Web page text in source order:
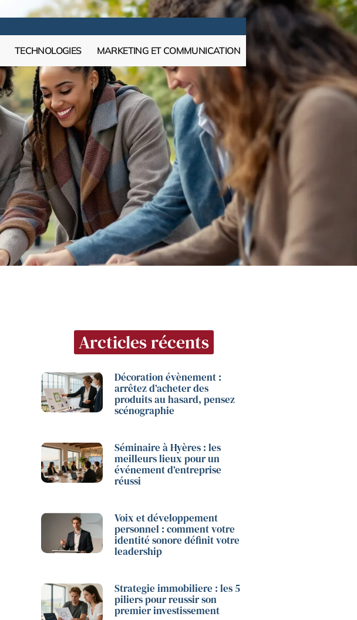
TECHNOLOGIES MARKETING ET COMMUNICATION
Arcticles récents
Décoration évènement :
arrêtez d’acheter des
produits au hasard, pensez
scénographie
Séminaire à Hyères : les
meilleurs lieux pour un
événement d’entreprise
réussi
Voix et développement
personnel : comment votre
identité sonore définit votre
leadership
Strategie immobiliere : les 5
piliers pour reussir son
premier investissement